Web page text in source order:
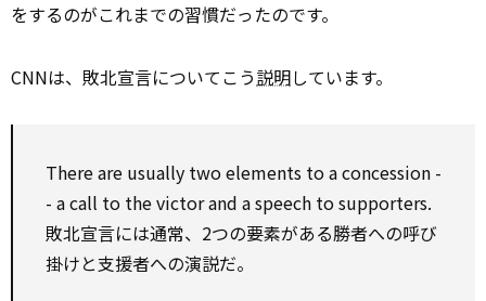
をするのがこれまでの習慣だったのです。
CNNは、敗北宣言についてこう説明しています。
There are usually two elements toaconcession -
- acall to thevictorand a speech tosupporters.
敗北宣言には通常、2つの要素がある――勝者への呼び
掛けと支援者への演説だ。